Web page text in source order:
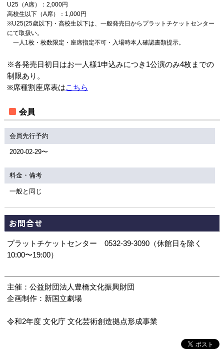
U25（A席）：2,000円
高校生以下（A席）：1,000円
※U25(25歳以下)・高校生以下は、一般発売日からプラットチケットセンター
にて取扱い。
一人1枚・枚数限定・座席指定不可・入場時本人確認書類提示。
※各発売日初日はお一人様1申込みにつき1公演のみ4枚までの
制限あり。
※席種割座席表はこちら
会員
会員先行予約
2020-02-29〜
料金・備考
一般と同じ
お問合せ
プラットチケットセンター 0532-39-3090（休館日を除く
10:00〜19:00）
主催：公益財団法人豊橋文化振興財団
企画制作：新国立劇場
令和2年度 文化庁 文化芸術創造拠点形成事業